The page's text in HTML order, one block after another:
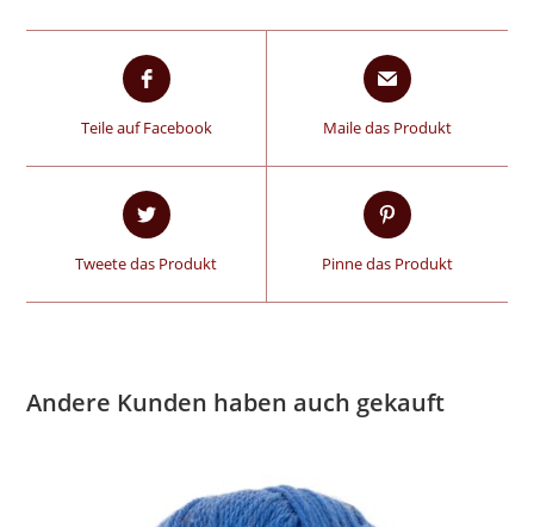
Teile auf Facebook Maile das Produkt
Tweete das Produkt Pinne das Produkt
Andere Kunden haben auch gekauft